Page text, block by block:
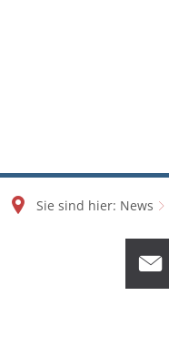
Sie sind hier: News